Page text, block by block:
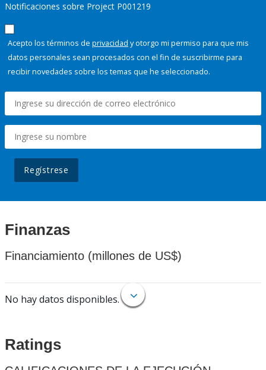
Notificaciones sobre Project P001219
Acepto los términos de privacidad y otorgo mi permiso para que mis
datos personales sean procesados con el fin de suscribirme para
recibir novedades sobre los temas que he seleccionado.
Regístrese
Finanzas
Financiamiento (millones de US$)
No hay datos disponibles.
Ratings